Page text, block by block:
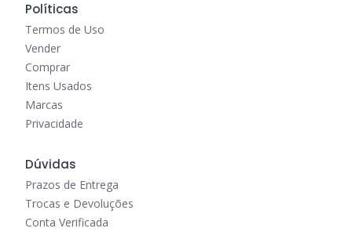
Políticas
Termos de Uso
Vender
Comprar
Itens Usados
Marcas
Privacidade
Dúvidas
Prazos de Entrega
Trocas e Devoluções
Conta Verificada